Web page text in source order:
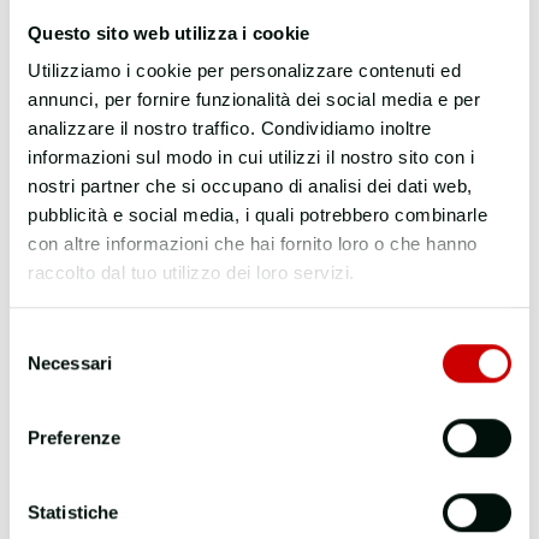
Questo sito web utilizza i cookie
Utilizziamo i cookie per personalizzare contenuti ed
annunci, per fornire funzionalità dei social media e per
analizzare il nostro traffico. Condividiamo inoltre
informazioni sul modo in cui utilizzi il nostro sito con i
nostri partner che si occupano di analisi dei dati web,
pubblicità e social media, i quali potrebbero combinarle
con altre informazioni che hai fornito loro o che hanno
raccolto dal tuo utilizzo dei loro servizi.
delNecessari
Preferenze
Statistiche
Aiuti
, vicedirettore dell
Istituto San Raffaele Telethon
Annamaria Zaccheddu
Fondazione Telethon, dal titolo La cura inaspettata.
’Hiv da peste del secolo a farmaco di precisione
per le edizioni Mondadori;
la seconda è l’opera diGiuseppe
Cerasari , infettivologo ed epatologo già medico
presso gli ospedali capitolini Spallanzani e San
dramma di una realtà
” per Armando Curcio Editore.
Con una narrazione impostata in prima persona, Aiuti
ricostruisce una storia – quella del virus Hiv, dalla sua
è anche un
: l’iter di suo padre,